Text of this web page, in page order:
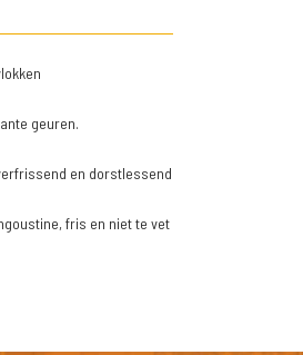
geuren.
en dorstlessend
fris en niet te vet